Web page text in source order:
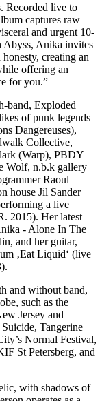
Recorded live to
captures raw
and urgent 10-
Abyss, Anika invites
creating an
offering an
for you.”
band, Exploded
of punk legends
Dangereuses),
Collective,
(Warp), PBDY
Wolf, n.b.k gallery
Raoul
house Jil Sander
a live
2015). Her latest
- Alone In The
and her guitar,
‚Eat Liquid‘ (live
and without band,
such as the
Jersey and
Tangerine
Normal Festival,
St Petersberg, and
with shadows of